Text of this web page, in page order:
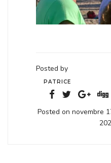
Posted by
PATRICE
Posted on novembre